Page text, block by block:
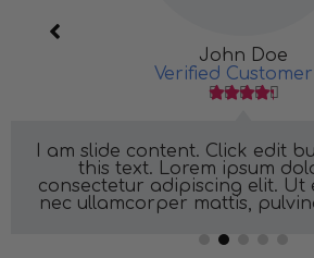
John Doe
Verified Customer
    
I am slide content. Click edit
this text. Lorem ipsum
consectetur adipiscing elit. Ut
nec ullamcorper mattis,